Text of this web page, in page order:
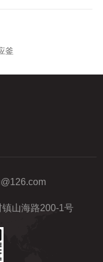
釜
山海路200-1号